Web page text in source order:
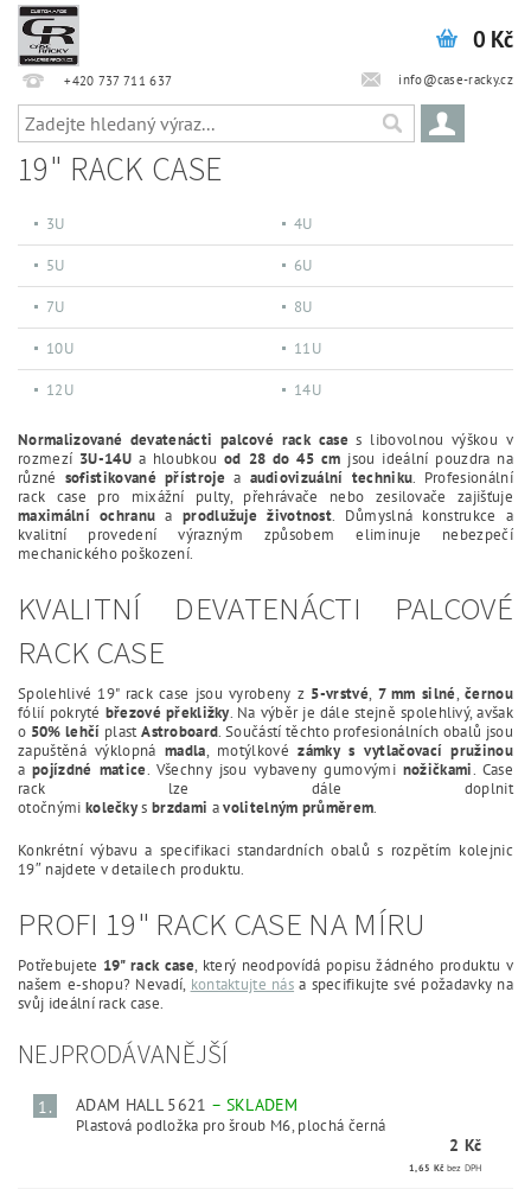
+420 737 711 637 info@case-racky.cz
0 Kč
19" RACK CASE
3U 4U
5U 6U
7U 8U
10U 11U
12U 14U
Normalizované devatenácti palcové rack cases libovolnou výškou v
rozmezí 3U-14Ua hloubkouod 28 do 45 cm jsou ideální pouzdra na
různé sofistikované přístrojea audiovizuální techniku. Profesionální
rack case pro mixážní pulty, přehrávače nebo zesilovače zajišťuje
maximální ochranu a prodlužuje životnost. Důmyslná konstrukce a
kvalitní provedení výrazným způsobem eliminuje nebezpečí
mechanického poškození.
KVALITNÍ DEVATENÁCTI PALCOVÉ
RACK CASE
Spolehlivé 19" rack case jsou vyrobeny z 5-vrstvé, 7 mm silné,černou
fólií pokryté březové překližky. Na výběr je dále stejně spolehlivý, avšak
o 50% lehčí plastAstroboard. Součástí těchto profesionálních obalů jsou
zapuštěná výklopná madla, motýlkovézámky s vytlačovací pružinou
apojízdné matice. Všechny jsou vybaveny gumovými nožičkami. Case
rack lze dále doplnit
otočnými kolečkysbrzdami avolitelným průměrem.
Konkrétní výbavu a specifikaci standardních obalů s rozpětím kolejnic
19″ najdete v detailech produktu.
PROFI 19" RACK CASE NA MÍRU
Potřebujete 19" rack case, který neodpovídá popisu žádného produktu v
našem e-shopu? Nevadí, kontaktujte nás a specifikujte své požadavky na
svůj ideální rack case.
NEJPRODÁVANĚJŠÍ
1. ADAM HALL 5621 – SKLADEM
Plastová podložka pro šroub M6, plochá černá
2 Kč
1,65 Kč bez DPH